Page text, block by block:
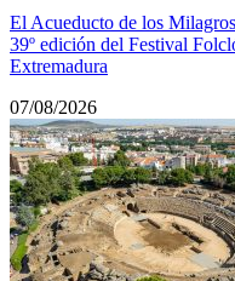
El Acueducto de los
39º edición del Festival
Extremadura
07/08/2026